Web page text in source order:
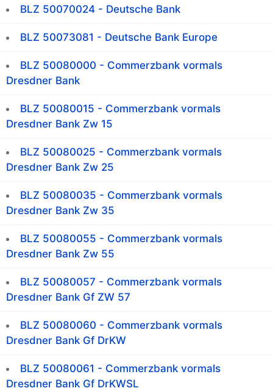
BLZ 50070024 - Deutsche Bank
BLZ 50073081 - Deutsche Bank Europe
BLZ 50080000 - Commerzbank vormals
Dresdner Bank
BLZ 50080015 - Commerzbank vormals
Dresdner Bank Zw 15
BLZ 50080025 - Commerzbank vormals
Dresdner Bank Zw 25
BLZ 50080035 - Commerzbank vormals
Dresdner Bank Zw 35
BLZ 50080055 - Commerzbank vormals
Dresdner Bank Zw 55
BLZ 50080057 - Commerzbank vormals
Dresdner Bank Gf ZW 57
BLZ 50080060 - Commerzbank vormals
Dresdner Bank Gf DrKW
BLZ 50080061 - Commerzbank vormals
Dresdner Bank Gf DrKWSL